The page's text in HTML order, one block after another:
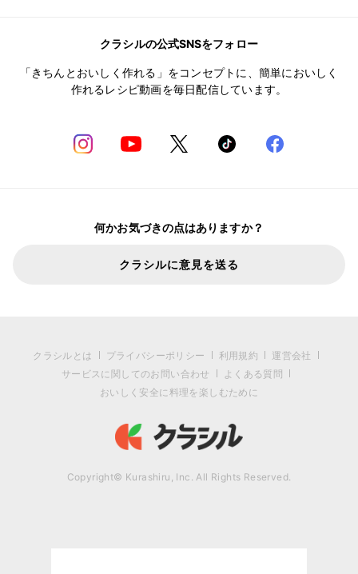
クラシルの公式SNSをフォロー
「きちんとおいしく作れる」をコンセプトに、簡単においしく
作れるレシピ動画を毎日配信しています。
何かお気づきの点はありますか？
クラシルに意見を送る
クラシルとは プライバシーポリシー 利用規約
運営会社
サービスに関してのお問い合わせ
よくある質問
おいしく安全に料理を楽しむために
Copyright© Kurashiru, Inc. All Rights Reserved.